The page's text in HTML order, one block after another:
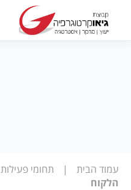
עמוד הבית | תחומי פעילות
הלקוח